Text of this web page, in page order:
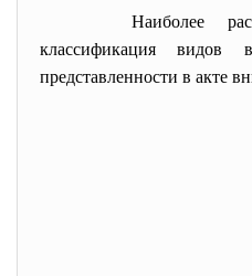
Наиболее
классификация видов
представленности в акте